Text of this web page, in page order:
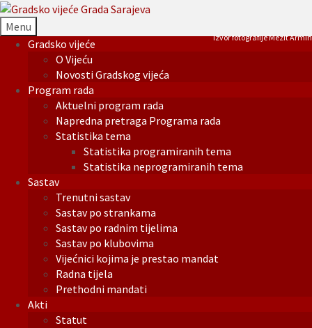
Menu
Gradsko vijeće
O Vijeću
Novosti Gradskog vijeća
Program rada
Aktuelni program rada
Napredna pretraga Programa rada
Statistika tema
Statistika programiranih tema
Statistika neprogramiranih tema
Sastav
Trenutni sastav
Sastav po strankama
Sastav po radnim tijelima
Sastav po klubovima
Vijećnici kojima je prestao mandat
Radna tijela
Prethodni mandati
Akti
Statut
Izvor fotografije Mezit Armin